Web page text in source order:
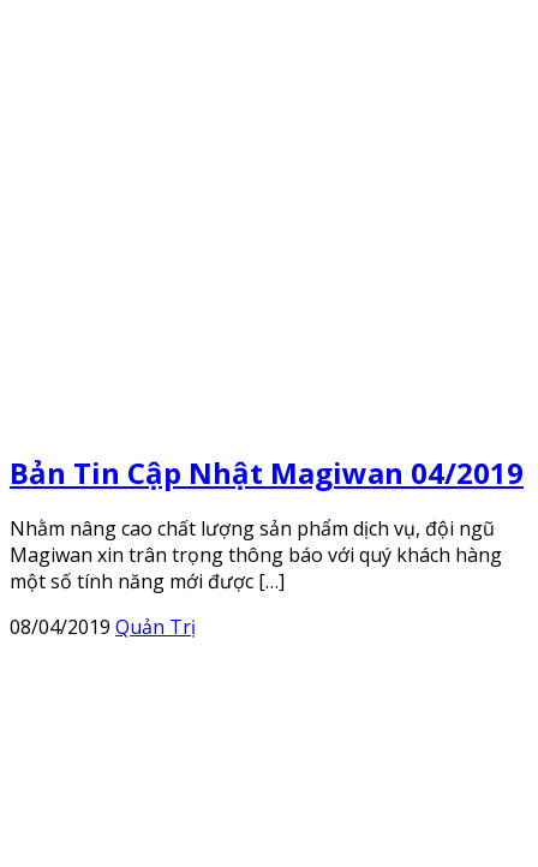
Bản Tin Cập Nhật Magiwan 04/2019
Nhằm nâng cao chất lượng sản phẩm dịch vụ, đội ngũ
Magiwan xin trân trọng thông báo với quý khách hàng
một số tính năng mới được […]
08/04/2019 Quản Trị